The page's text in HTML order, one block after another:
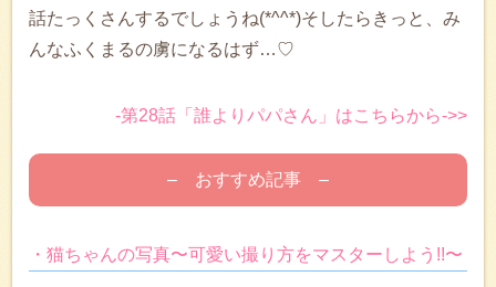
話たっくさんするでしょうね(*^^*)そしたらきっと、み
んなふくまるの虜になるはず…♡
-第28話「誰よりパパさん」はこちらから->>
– おすすめ記事 –
・猫ちゃんの写真〜可愛い撮り方をマスターしよう!!〜